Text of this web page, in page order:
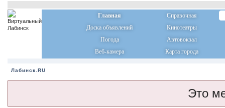
Главная
Справочная
Доска объявлений
Кинотеатры
Погода
Автовокзал
Веб-камера
Карта города
Лабинск.RU
Это